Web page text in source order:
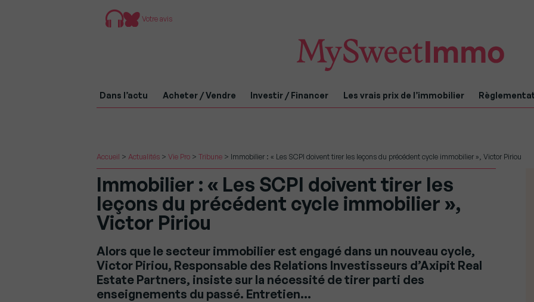
Votre avis
Dans l’actu Acheter / Vendre Investir / Financer Les vrais prix de l’immobilier
Accueil > Actualités > Vie Pro > Tribune > Immobilier : « Les SCPI doivent tirer les leçons du précédent cycle immobilier », Victor Piriou
Immobilier : « Les SCPI doivent tirer les
leçons du précédent cycle immobilier »,
Victor Piriou
Alors que le secteur immobilier est engagé dans un nouveau cycle,
Victor Piriou, Responsable des Relations Investisseurs d’Axipit Real
Estate Partners, insiste sur la nécessité de tirer parti des
enseignements du passé. Entretien…